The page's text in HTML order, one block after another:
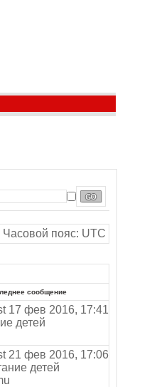
Часовой пояс: UTC
сообщение
17 фев 2016, 17:41
детей
21 фев 2016, 17:06
детей